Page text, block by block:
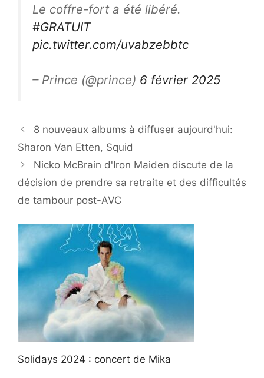
Le coffre-fort a été libéré.
#GRATUIT
pic.twitter.com/uvabzebbtc
– Prince (@prince) 6 février 2025
8 nouveaux albums à diffuser aujourd'hui:
Sharon Van Etten, Squid
Nicko McBrain d'Iron Maiden discute de la
décision de prendre sa retraite et des difficultés
de tambour post-AVC
Solidays 2024 : concert de Mika